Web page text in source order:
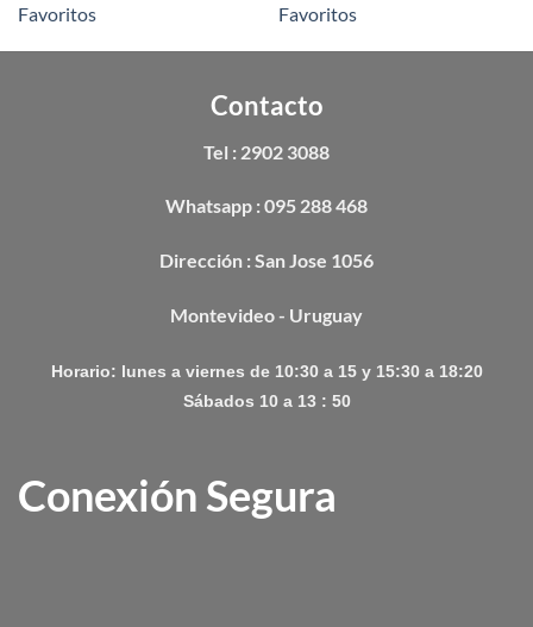
Favoritos
Favoritos
Contacto
Tel : 2902 3088
Whatsapp : 095 288 468
Dirección : San Jose 1056
Montevideo - Uruguay
Horario: lunes a viernes de 10:30 a 15 y 15:30 a 18:20
Sábados 10 a 13 : 50
Conexión Segura